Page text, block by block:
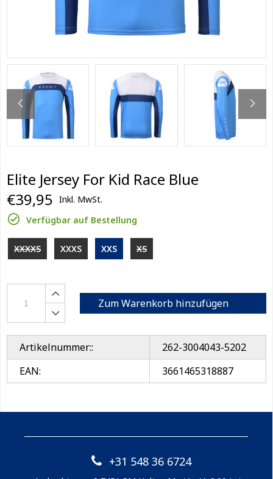
Elite Jersey For Kid Race Blue
€39,95 Inkl. MwSt.
Verfügbar auf Bestellung
XXXXS XXXS XXS XS
Zum Warenkorb hinzufügen
Artikelnummer::
262-3004043-5202
EAN:
3661465318887
+31 548 36 6724